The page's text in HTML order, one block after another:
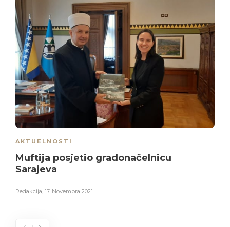
AKTUELNOSTI
Muftija posjetio gradonačelnicu
Sarajeva
Redakcija, 17. Novembra 2021.